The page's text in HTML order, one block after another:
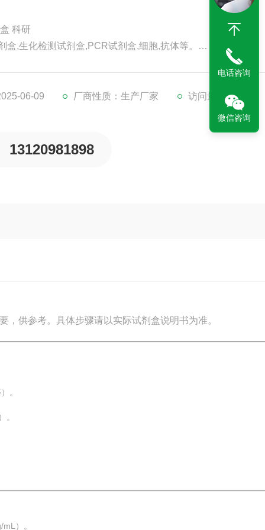
科研
,生化检测试剂盒,PCR试剂盒,细胞,抗体等。
06-09 厂商性质：生产厂家 访问量：210
13120981898
，供参考。具体步骤请以实际试剂盒说明书为准。
。
。
）。
电话咨询
微信咨询